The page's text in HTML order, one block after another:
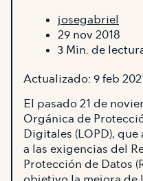
josegabriel
29 nov 2018
3 Min. de
Actualizado: 9 feb
El pasado 21 de
Orgánica de
Digitales (LOPD),
a las exigencias del
Protección de Datos